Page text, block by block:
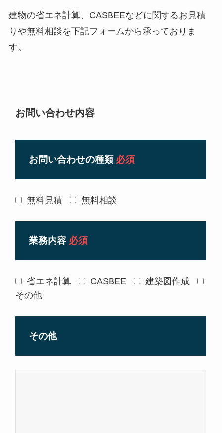
建物の省エネ計算、CASBEEなどに関するお見積
りや無料相談を下記フォームから承っておりま
す。
お問い合わせ内容
お問い合わせの種類 必須
無料見積 無料相談
業務内容 必須
省エネ計算 CASBEE
建築図作成
その他
その他